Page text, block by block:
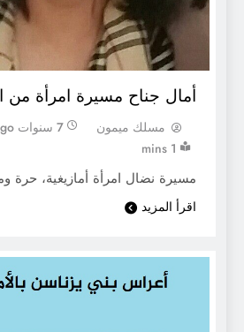
أمال جناح مسيرة امرأة من
مسلك ميمون 7 سنوات ago
1 mins
مسيرة نضال امرأة أمازيغية، حرة
اقرأ المزيد